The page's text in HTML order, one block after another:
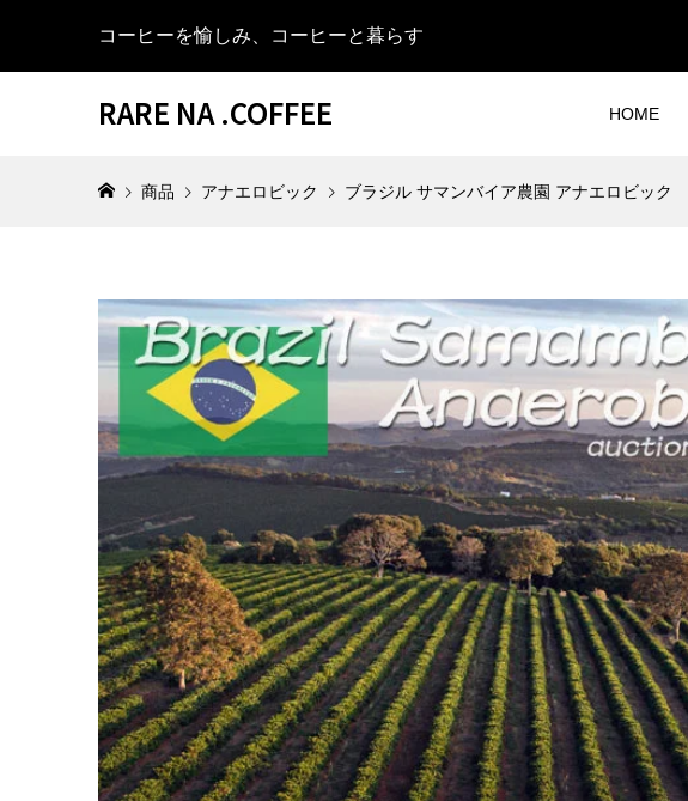
コーヒーを愉しみ、コーヒーと暮らす
RARE NA .COFFEE HOME
商品 アナエロビック ブラジル サマンバイア農園 アナエロビック